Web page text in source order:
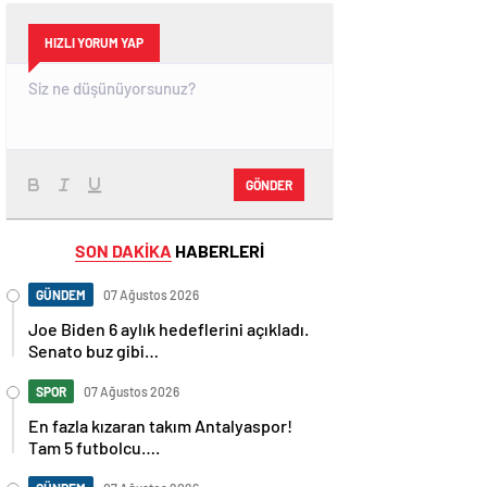
HIZLI YORUM YAP
GÖNDER
SON DAKİKA HABERLERİ
GÜNDEM 07 Ağustos 2026
Joe Biden 6 aylık hedeflerini açıkladı.
Senato buz gibi…
SPOR 07 Ağustos 2026
En fazla kızaran takım Antalyaspor!
Tam 5 futbolcu….